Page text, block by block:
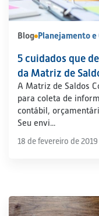
Blog Planejamento
5 cuidados que
da Matriz de
A Matriz de Saldos
para coleta de
contábil,
Seu envi...
18 de fevereiro de 2019